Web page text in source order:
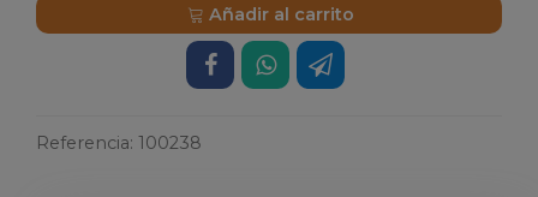
Añadir al carrito
Referencia: 100238